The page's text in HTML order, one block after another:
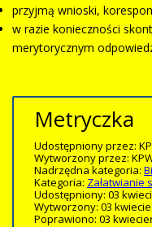
przyjmą wnioski,
w razie konieczności
merytorycznym
Metryczka
Udostępniony przez:
Wytworzony przez:
Nadrzędna kategoria:
Kategoria: Załatwianie
Udostępniony: 03
Wytworzony: 03
Poprawiono: 03